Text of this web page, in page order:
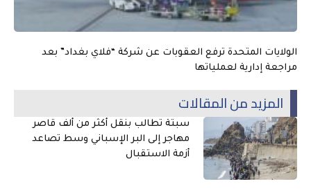
الولايات المتحدة ترفع العقوبات عن شركة “فلاي بغداد” بعد
مراجعة إدارية لعملياتها
المزيد من المقالات
سبتة تطالب بنقل أكثر من ألف قاصر
مهاجر إلى البر الإسباني وسط تصاعد
أزمة الاستقبال